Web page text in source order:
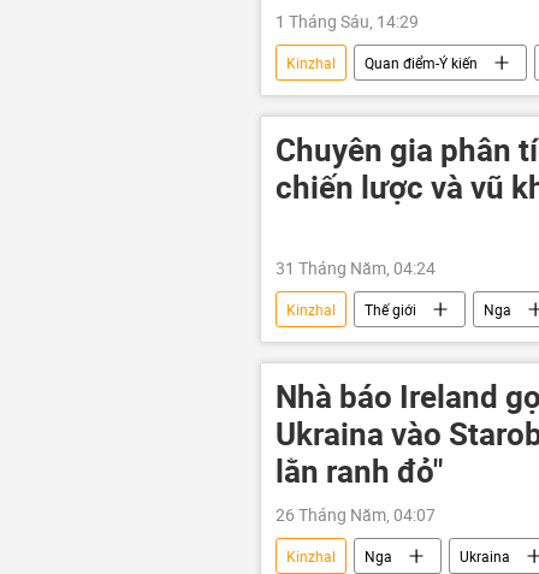
1 Tháng Sáu, 14:29
Kinzhal Quan điểm-Ý kiến
Oreshnik
Iskander
Chuyên gia phân
chiến lược và vũ
31 Tháng Năm, 04:24
Kinzhal Thế giới Nga
lực lượng vũ trang
Chính trị
Nhà báo Ireland
Ukraina vào
lằn ranh đỏ"
26 Tháng Năm, 04:07
Kinzhal Nga Ukraina